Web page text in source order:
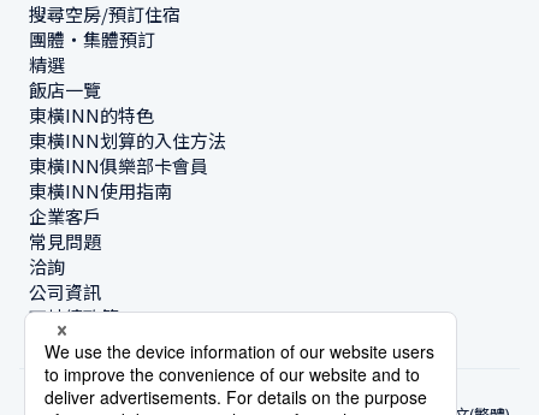
搜尋空房/預訂住宿
團體・集體預訂
精選
飯店一覽
東橫INN的特色
東橫INN划算的入住方法
東橫INN俱樂部卡會員
東橫INN使用指南
企業客戶
常見問題
洽詢
公司資訊
可持續政策